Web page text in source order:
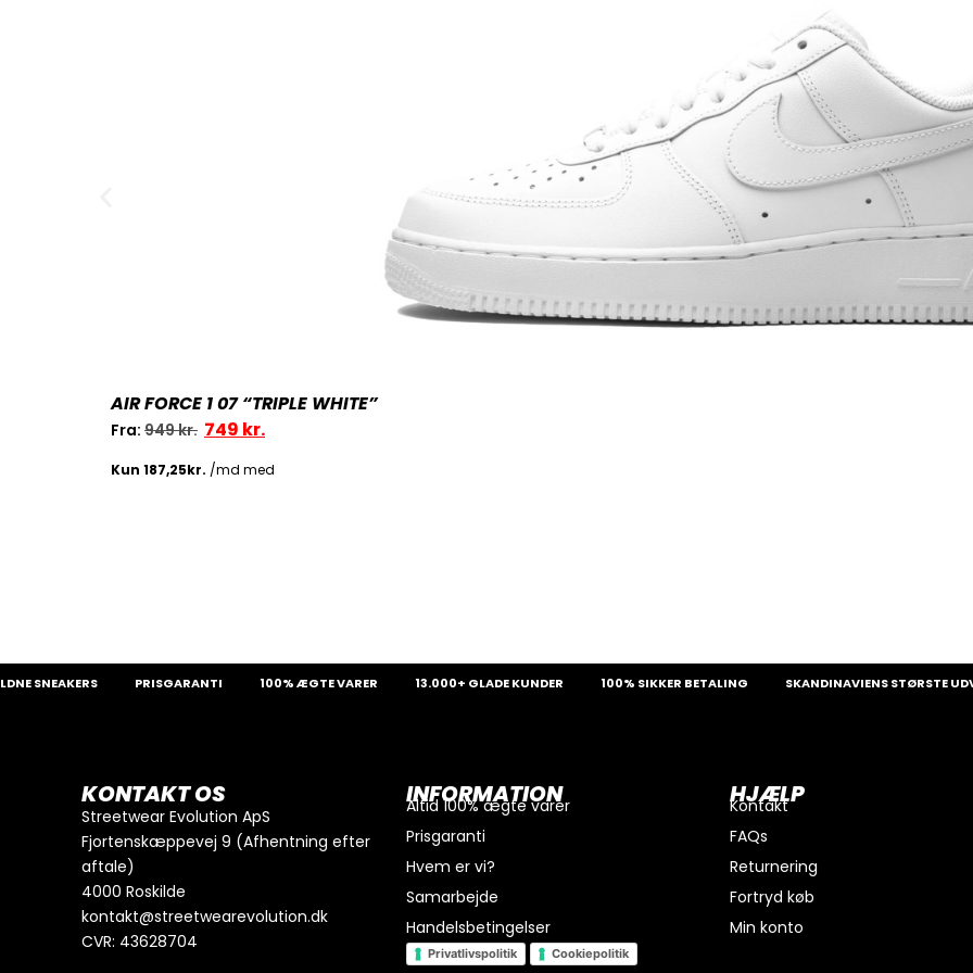
GÅ TIL BETALING
AIR FORCE 1 07 “TRIPLE WHITE”
Fra: 949kr. 749 kr.
PRISGARANTI 100% ÆGTE VARER 13.000+ GLADE KUNDER 100% SIKKER BETALING SKANDINAVIENS STØRSTE UDVALG
KONTAKT OS
Streetwear Evolution ApS
Fjortenskæppevej 9 (Afhentning efter
aftale)
4000 Roskilde
kontakt@streetwearevolution.dk
CVR: 43628704
INFORMATION
Altid 100% ægte varer
Prisgaranti
Hvem er vi?
Samarbejde
Handelsbetingelser
Privatlivspolitik Cookiepolitik
HJÆLP
Kontakt
FAQs
Returnering
Fortryd køb
Min konto